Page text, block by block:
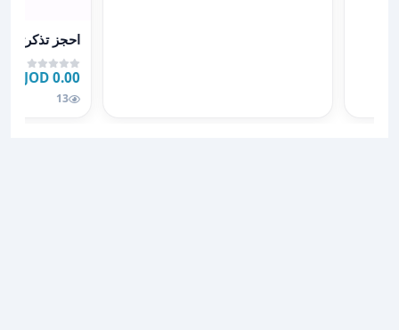
عرض تفاصيل
احجز تذكرتك
0.00 JOD
13